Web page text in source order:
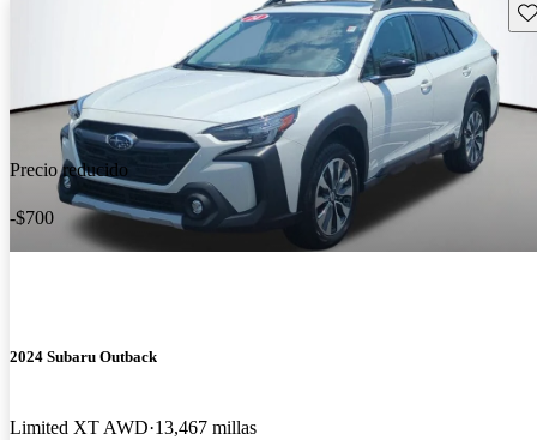
Precio reducido
-$700
2024 Subaru Outback
Limited XT AWD 13,467 millas